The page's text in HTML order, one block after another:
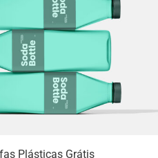
Plásticas Grátis